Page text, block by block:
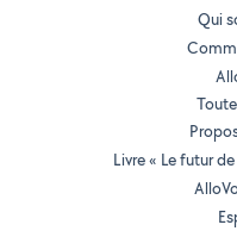
Qui
Livre « Le futur